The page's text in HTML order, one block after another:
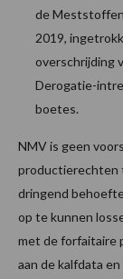
de
2019,
overschrijding
Derogatie-
boetes.
NMV is geen
productierechten
dringend
op te kunnen
met de forfaitaire
aan de kalfdata